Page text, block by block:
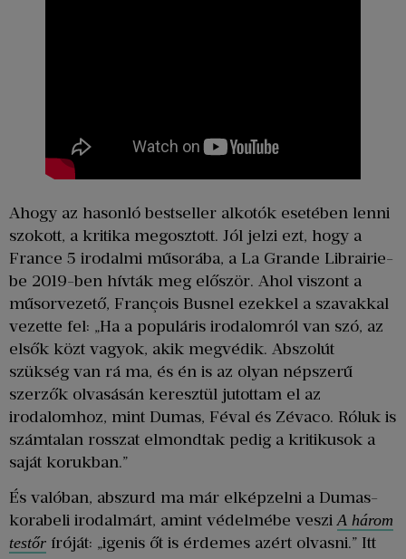
Ahogy az hasonló bestseller alkotók esetében lenni
szokott, a kritika megosztott. Jól jelzi ezt, hogy a
France 5 irodalmi műsorába, a La Grande Librairie-
be 2019-ben hívták meg először. Ahol viszont a
műsorvezető, François Busnel ezekkel a szavakkal
vezette fel: „Ha a populáris irodalomról van szó, az
elsők közt vagyok, akik megvédik. Abszolút
szükség van rá ma, és én is az olyan népszerű
szerzők olvasásán keresztül jutottam el az
irodalomhoz, mint Dumas, Féval és Zévaco. Róluk is
számtalan rosszat elmondtak pedig a kritikusok a
saját korukban.”
És valóban, abszurd ma már elképzelni a Dumas-
korabeli irodalmárt, amint védelmébe vesziA három
testőr íróját: „igenis őt is érdemes azért olvasni.” Itt